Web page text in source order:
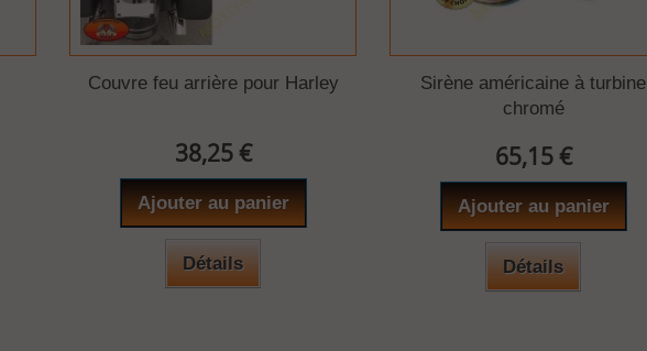
Couvre feu arrière pour Harley
38,25 €
Ajouter au panier
Détails
Sirène américaine à turbine
chromé
65,15 €
Ajouter au panier
Détails